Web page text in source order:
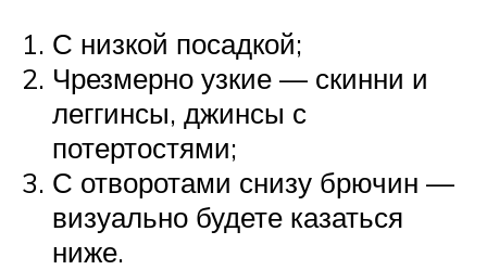
С низкой посадкой;
Чрезмерно узкие — скинни и
леггинсы, джинсы с
потертостями;
С отворотами снизу брючин —
визуально будете казаться
ниже.